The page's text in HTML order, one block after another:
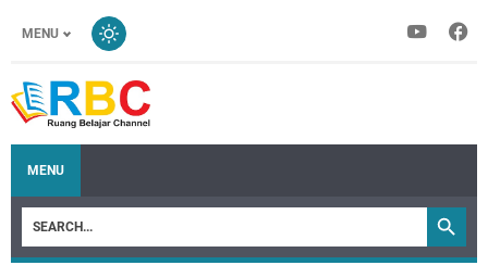
MENU
MENU